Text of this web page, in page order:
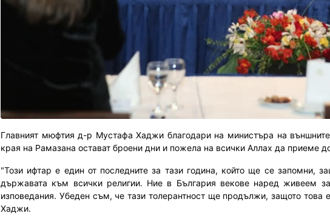
Главният мюфтия д-р Мустафа Хаджи благодари на министъра на
края на Рамазана остават броени дни и пожела на всички Аллах да приеме
"Този ифтар е един от последните за тази година, който ще се запомни,
държавата към всички религии. Ние в България векове наред живеем
изповедания. Убеден съм, че тази толерантност ще продължи, защото това
Хаджи.